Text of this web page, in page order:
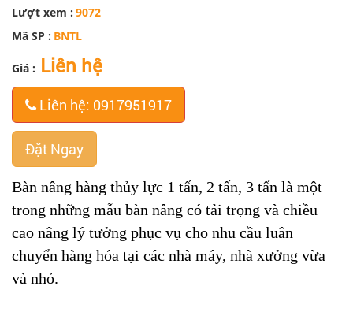
Lượt xem : 9072
Mã SP : BNTL
Giá : Liên hệ
Liên hệ: 0917951917
Đặt Ngay
Bàn nâng hàng thủy lực 1 tấn, 2 tấn, 3 tấn là một
trong những mẫu bàn nâng có tải trọng và chiều
cao nâng lý tưởng phục vụ cho nhu cầu luân
chuyển hàng hóa tại các nhà máy, nhà xưởng vừa
và nhỏ.